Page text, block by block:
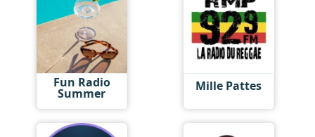
Fun Radio
Summer Mille Pattes